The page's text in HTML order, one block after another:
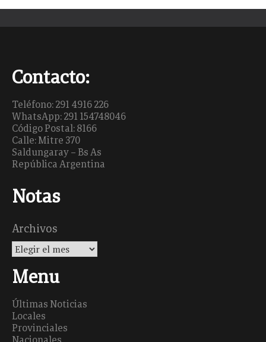
Contacto:
Teléfono: 291 4916 226
WhatsApp: 291 154748046
Código Postal: 8166
Calle: Mitre 370
Saldungaray – Bs As
República Argentina
Notas
Archivos
Menu
Últimas Noticias
Locales
Provinciales